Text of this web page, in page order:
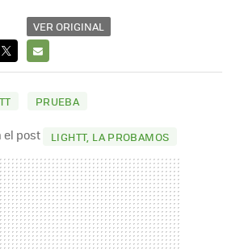
VER ORIGINAL
E-
MAIL
PRUEBA
el post LIGHTT, LA PROBAMOS